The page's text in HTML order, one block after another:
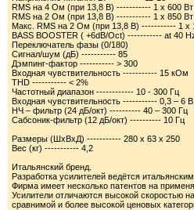
RMS на 4 Ом (при 13,8 В) ----------- 1 х 600 Вт
RMS на 2 Ом (при 13,8 В) ----------- 1 х 850 Вт
Макс. RMS на 2 Ом (при 13,8 В) ----------- 1 х
BASS BOOSTER ( +6dB/Oct) ----------- at 40
Переключатель фазы (0/180)
Сигнал/шум (дБ) ----------- 85
Дэмпинг-фактор ----------- > 300
Входная чувствительность ----------- 15 кОм
THD ----------- < 2%
Частотный диапазон ------------ 10 - 300 Гц
Входная чувствительность ----------- 0,3 – 6 В
НЧ – фильтр (24 дБ/окт) ---------- 40 – 300 Гц
Сабсоник-фильтр (12 дБ/окт) ---------- 10 Гц
Размеры (ШхВхД) ----------- 280 х 63 х 250
Вес (кг) ----------- 4,2
Итальянский бренд.
Разработка усилителей ведётся
Фирма имеет несколько патентов на
Усилители отличаются высокой скоростью
сравнимой и более высокой ценовых